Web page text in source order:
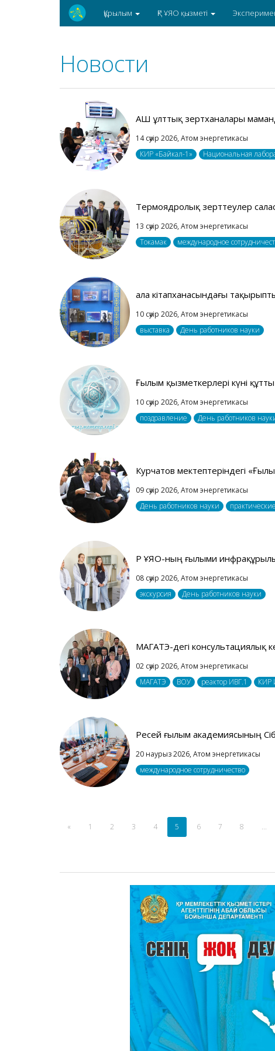
Құрылым ҚР ҰЯО қызметі
Новости
АҚШ ұлттық зертханалары
14 сәуір 2026, Атом энергетикасы
КИР «Байкал-1»
Национальная
Термоядролық зерттеулер
13 сәуір 2026, Атом энергетикасы
Токамак
международное
Қала кітапханасындағы
10 сәуір 2026, Атом энергетикасы
выставка
День работников науки
Ғылым қызметкерлері күні
10 сәуір 2026, Атом энергетикасы
поздравление
День работников
Курчатов мектептеріндегі
09 сәуір 2026, Атом энергетикасы
День работников науки
ҚР ҰЯО-ның ғылыми
08 сәуір 2026, Атом энергетикасы
экскурсия
День работников науки
МАГАТЭ-дегі консультациялық
02 сәуір 2026, Атом энергетикасы
МАГАТЭ
ВОУ реактор ИВГ.1 КИР
Ресей ғылым академиясының
20 наурыз 2026, Атом энергетикасы
международное сотрудничество
« 1 2 3 4 5 6 7 8 ...